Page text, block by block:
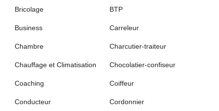
Bricolage BTP
Business Carreleur
Chambre Charcutier-traiteur
Chauffage et Climatisation Chocolatier-confiseur
Coaching Coiffeur
Conducteur Cordonnier